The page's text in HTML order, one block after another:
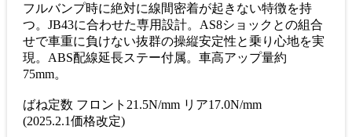
フルバンプ時に絶対に線間密着が起きない特徴を持
つ。JB43に合わせた専用設計。AS8ショックとの組合
せで車重に負けない抜群の操縦安定性と乗り心地を実
現。ABS配線延長ステー付属。車高アップ量約
75mm。
ばね定数 フロント21.5N/mm リア17.0N/mm
(2025.2.1価格改定)